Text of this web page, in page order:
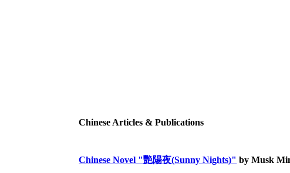
Chinese Articles & Publications
Chinese Novel "艷陽夜(Sunny Nights)" byMusk